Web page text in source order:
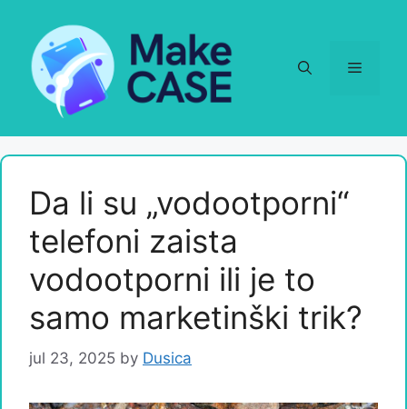
content
Menu
Da li su „vodootporni“
telefoni zaista
vodootporni ili je to
samo marketinški trik?
jul 23, 2025 by Dusica